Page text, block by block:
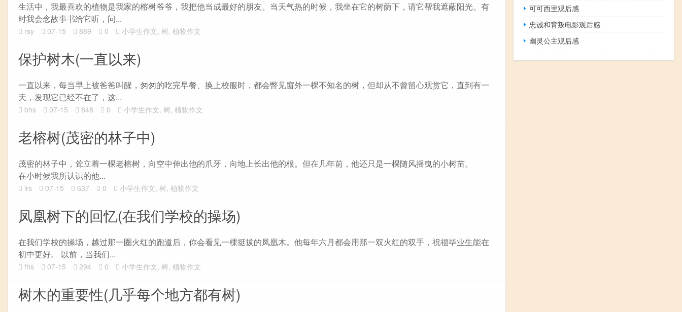
生活中，我最喜欢的植物是我家的榕树爷爷，我把他当成最好的朋友。当天气热的时候，我坐在它的树荫下，请它帮我遮蔽阳光。有
时我会念故事书给它听，问...
rsy 07-15 889 0 小学生作文, 树, 植物作文
保护树木(一直以来)
一直以来，每当早上被爸爸叫醒，匆匆的吃完早餐、换上校服时，都会瞥见窗外一棵不知名的树，但却从不曾留心观赏它，直到有一
天，发现它已经不在了，这...
bhs 07-15 848 0 小学生作文, 树, 植物作文
老榕树(茂密的林子中)
茂密的林子中，耸立着一棵老榕树，向空中伸出他的爪牙，向地上长出他的根。但在几年前，他还只是一棵随风摇曳的小树苗。
在小时候我所认识的他...
lrs 07-15 637 0 小学生作文, 树, 植物作文
凤凰树下的回忆(在我们学校的操场)
在我们学校的操场，越过那一圈火红的跑道后，你会看见一棵挺拔的凤凰木。他每年六月都会用那一双火红的双手，祝福毕业生能在
初中更好。 以前，当我们...
fhs 07-15 294 0 小学生作文, 树, 植物作文
树木的重要性(几乎每个地方都有树)
可可西里观后感
忠诚和背叛电影观后感
幽灵公主观后感